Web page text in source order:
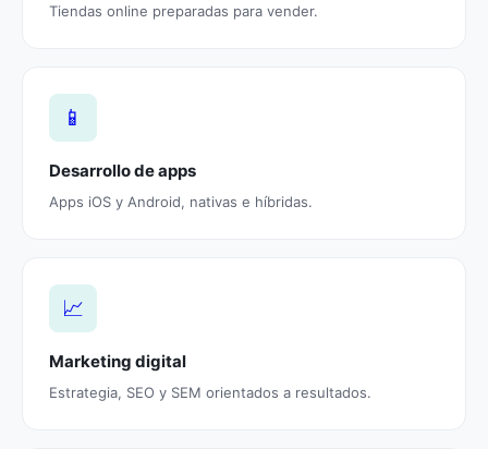
Tiendas online preparadas para vender.
📱
Desarrollo de apps
Apps iOS y Android, nativas e híbridas.
📈
Marketing digital
Estrategia, SEO y SEM orientados a resultados.